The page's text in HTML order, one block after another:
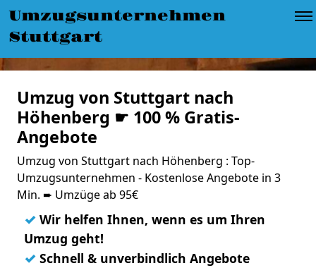
Umzugsunternehmen
Stuttgart
Umzug von Stuttgart nach
Höhenberg ☛ 100 % Gratis-
Angebote
Umzug von Stuttgart nach Höhenberg : Top-
Umzugsunternehmen - Kostenlose Angebote in 3
Min. ➨ Umzüge ab 95€
✓ Wir helfen Ihnen, wenn es um Ihren
Umzug geht!
✓ Schnell & unverbindlich Angebote